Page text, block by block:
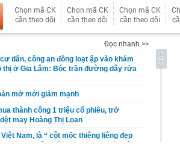
Chọn mã CK
cần theo dõi
Chọn mã CK
cần theo dõi
Chọn mã CK
cần theo dõi
Đọc nhanh >>
dân, công an đồng loạt ập vào khám
thị ở Gia Lâm: Bóc trần đường dây rửa
mở mới giảm mạnh
thành công 1 triệu cổ phiếu, trở
may Hoàng Thị Loan
Nam, là “ cột mốc thiêng liêng đẹp